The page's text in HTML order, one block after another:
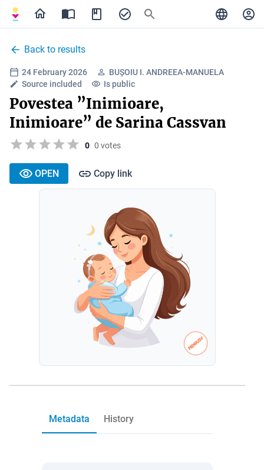
Back to results
24 February 2026
BUȘOIU I. ANDREEA-MANUELA
Source included
Is public
Povestea ”Inimioare,
Inimioare” de Sarina Cassvan
0 0 votes
OPEN Copy link
Metadata History